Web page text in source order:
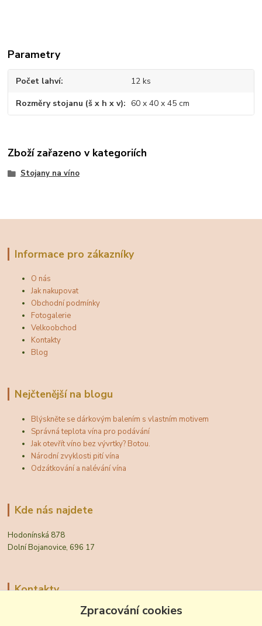
Parametry
Počet lahví 12 ks
Rozměry stojanu (š x h x v) 60 x 40 x 45 cm
Zboží zařazeno v kategoriích
Stojany na víno
Informace pro zákazníky
O nás
Jak nakupovat
Obchodní podmínky
Fotogalerie
Velkoobchod
Kontakty
Blog
Nejčtenější na blogu
Blýskněte se dárkovým balením s vlastním motivem
Správná teplota vína pro podávání
Jak otevřít víno bez vývrtky? Botou.
Národní zvyklosti pití vína
Odzátkování a nalévání vína
Kde nás najdete
Hodonínská 878
Dolní Bojanovice, 696 17
Kontakty
Zákaznická podpora VinobalZpracování cookies